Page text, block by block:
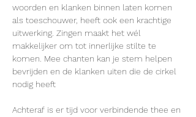
woorden en klanken binnen laten komen
als toeschouwer, heeft ook een krachtige
uitwerking. Zingen maakt het wél
makkelijker om tot innerlijke stilte te
komen. Mee chanten kan je stem helpen
bevrijden en de klanken uiten die de cirkel
nodig heeft
Achteraf is er tijd voor verbindende thee en